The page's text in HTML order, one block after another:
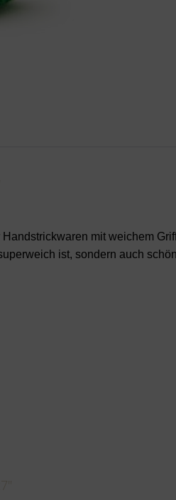
Handstrickwaren mit weichem
ist, sondern auch